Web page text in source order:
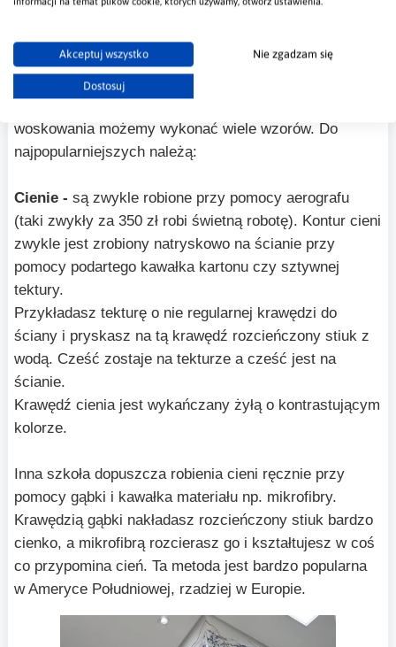
Akceptuj wszystko Nie zgadzam się
Dostosuj
Jest to cześć artystyczna, gdzie nadajesz efekt
marmoryzacji nabiera głębi.
woskowania możemy wykonać wiele wzorów. Do
najpopularniejszych należą:
Cienie - są zwykle robione przy pomocy aerografu
(taki zwykły za 350 zł robi świetną robotę). Kontur cieni
zwykle jest zrobiony natryskowo na ścianie przy
pomocy podartego kawałka kartonu czy sztywnej
tektury.
Przykładasz tekturę o nie regularnej krawędzi do
ściany i pryskasz na tą krawędź rozcieńczony stiuk z
wodą. Cześć zostaje na tekturze a cześć jest na
ścianie.
Krawędź cienia jest wykańczany żyłą o kontrastującym
kolorze.
Inna szkoła dopuszcza robienia cieni ręcznie przy
pomocy gąbki i kawałka materiału np. mikrofibry.
Krawędzią gąbki nakładasz rozcieńczony stiuk bardzo
cienko, a mikrofibrą rozcierasz go i kształtujesz w coś
co przypomina cień. Ta metoda jest bardzo popularna
w Ameryce Południowej, rzadziej w Europie.